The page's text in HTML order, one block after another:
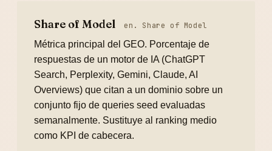
Share of Model en. Share of Model
Métrica principal del GEO. Porcentaje de
respuestas de un motor de IA (ChatGPT
Search, Perplexity, Gemini, Claude, AI
Overviews) que citan a un dominio sobre un
conjunto fijo de queries seed evaluadas
semanalmente. Sustituye al ranking medio
como KPI de cabecera.